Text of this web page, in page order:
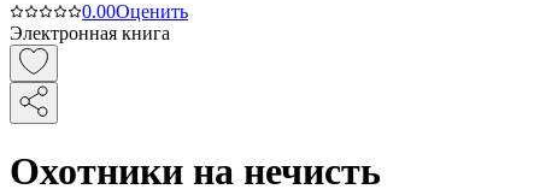
0.00Оценить
Электронная книга
Охотники на нечисть